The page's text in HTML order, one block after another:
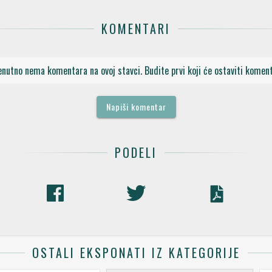
KOMENTARI
nema komentara na ovoj stavci. Budite prvi koji će ostaviti
Napiši komentar
PODELI
OSTALI EKSPONATI IZ KATEGORIJE